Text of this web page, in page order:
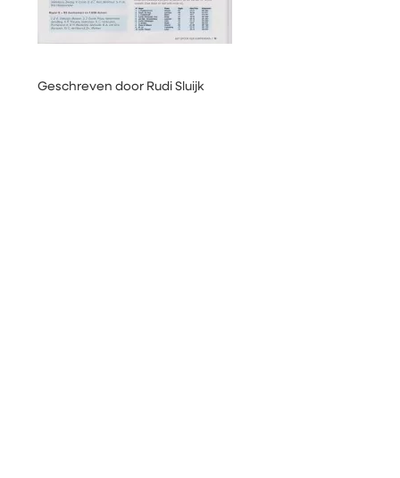
Geschreven door Rudi Sluijk